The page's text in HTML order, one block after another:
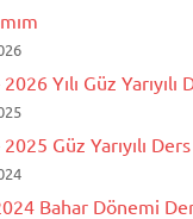
Yılı Güz Yarıyılı
Güz Yarıyılı
Bahar Dönemi